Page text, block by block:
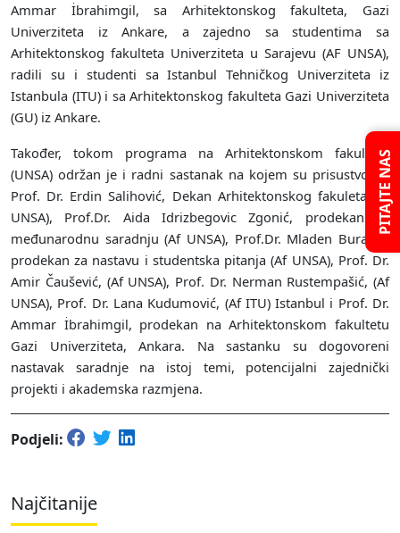
PITAJTE NAS
Ammar İbrahimgil, sa Arhitektonskog fakulteta, Gazi
Univerziteta iz Ankare, a zajedno sa studentima sa
Arhitektonskog fakulteta Univerziteta u Sarajevu (AF UNSA),
radili su i studenti sa Istanbul Tehničkog Univerziteta iz
Istanbula (ITU) i sa Arhitektonskog fakulteta Gazi Univerziteta
(GU) iz Ankare.
Također, tokom programa na Arhitektonskom fakultetu
(UNSA) održan je i radni sastanak na kojem su prisustvovali
Prof. Dr. Erdin Salihović, Dekan Arhitektonskog fakuleta (Af
UNSA), Prof.Dr. Aida Idrizbegovic Zgonić, prodekan za
međunarodnu saradnju (Af UNSA), Prof.Dr. Mladen Burazor,
prodekan za nastavu i studentska pitanja (Af UNSA), Prof. Dr.
Amir Čaušević, (Af UNSA), Prof. Dr. Nerman Rustempašić, (Af
UNSA), Prof. Dr. Lana Kudumović, (Af ITU) Istanbul i Prof. Dr.
Ammar İbrahimgil, prodekan na Arhitektonskom fakultetu
Gazi Univerziteta, Ankara.
Na sastanku su dogovoreni
nastavak saradnje na istoj temi, potencijalni zajednički
projekti i akademska razmjena.
Podjeli:
Najčitanije